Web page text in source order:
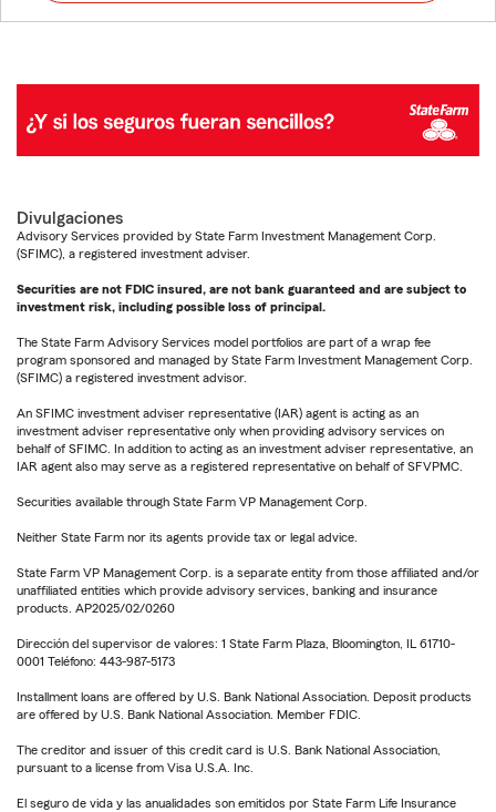
Divulgaciones
Advisory Services provided by State Farm Investment Management Corp.
(SFIMC), a registered investment adviser.
Securities are not FDIC insured, are not bank guaranteed and are subject to
investment risk, including possible loss of principal.
The State Farm Advisory Services model portfolios are part of a wrap fee
program sponsored and managed by State Farm Investment Management Corp.
(SFIMC) a registered investment advisor.
An SFIMC investment adviser representative (IAR) agent is acting as an
investment adviser representative only when providing advisory services on
behalf of SFIMC. In addition to acting as an investment adviser representative, an
IAR agent also may serve as a registered representative on behalf of SFVPMC.
Securities available through State Farm VP Management Corp.
Neither State Farm nor its agents provide tax or legal advice.
State Farm VP Management Corp. is a separate entity from those affiliated and/or
unaffiliated entities which provide advisory services, banking and insurance
products. AP2025/02/0260
Dirección del supervisor de valores: 1 State Farm Plaza, Bloomington, IL 61710-
0001 Teléfono: 443-987-5173
Installment loans are offered by U.S. Bank National Association. Deposit products
are offered by U.S. Bank National Association. Member FDIC.
The creditor and issuer of this credit card is U.S. Bank National Association,
pursuant to a license from Visa U.S.A. Inc.
El seguro de vida y las anualidades son emitidos por State Farm Life Insurance